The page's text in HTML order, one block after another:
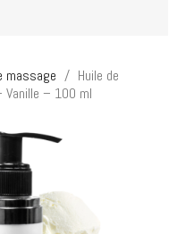
massage
Huile de
– 100 ml